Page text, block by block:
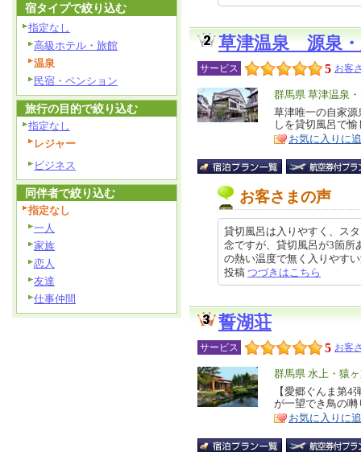
草津温泉 源泉
サービス 5 お客
エ
リ
ア
群馬県 草津温泉
特
徴
草津唯一の自家
しを貸切風呂で
お気に入りに
お客さまの声
貸切風呂は入りやすく、ス
念ですが、貸切風呂が3箇所
の熱い温度で無く入りやす
投稿 つづきはこちら
誓湖荘
サービス 5 お客
エ
リ
ア
群馬県 水上・猿
特
徴
【愛郷ぐんま第
が一望でき鳥の
お気に入りに
宿タイプで絞り込む
指定なし
高級ホテル・旅館
温泉
民宿・ペンション
旅行の目的で絞り込む
指定なし
レジャー
ビジネス
同伴者で絞り込む
指定なし
一人
家族
恋人
友達
仕事仲間